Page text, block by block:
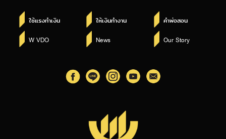
ใช้แรงทำเงิน ให้เงินทำงาน คำพ่อสอน
W VDO News Our Story